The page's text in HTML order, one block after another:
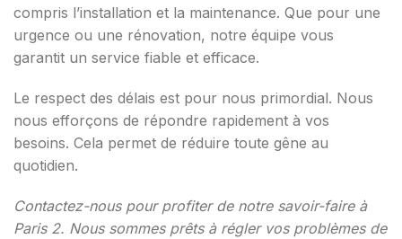
compris l’installation et la maintenance. Que pour une
urgence ou une rénovation, notre équipe vous
garantit un service fiable et efficace.
Le respect des délais est pour nous primordial. Nous
nous efforçons de répondre rapidement à vos
besoins. Cela permet de réduire toute gêne au
quotidien.
Contactez-nous pour profiter de notre savoir-faire à
Paris 2. Nous sommes prêts à régler vos problèmes de